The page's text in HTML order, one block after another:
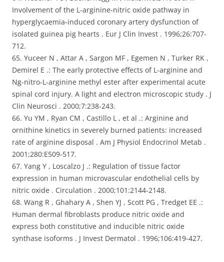
Involvement of the L-arginine-nitric oxide pathway in
hyperglycaemia-induced coronary artery dysfunction of
isolated guinea pig hearts . Eur J Clin Invest . 1996;26:707-
712.
65. Yuceer N , Attar A , Sargon MF , Egemen N , Turker RK ,
Demirel E .: The early protective effects of L-arginine and
Ng-nitro-L-arginine methyl ester after experimental acute
spinal cord injury. A light and electron microscopic study . J
Clin Neurosci . 2000;7:238-243.
66. Yu YM , Ryan CM , Castillo L , et al .: Arginine and
ornithine kinetics in severely burned patients: increased
rate of arginine disposal . Am J Physiol Endocrinol Metab .
2001;280:E509-517.
67. Yang Y , Loscalzo J .: Regulation of tissue factor
expression in human microvascular endothelial cells by
nitric oxide . Circulation . 2000;101:2144-2148.
68. Wang R , Ghahary A , Shen YJ , Scott PG , Tredget EE .:
Human dermal fibroblasts produce nitric oxide and
express both constitutive and inducible nitric oxide
synthase isoforms . J Invest Dermatol . 1996;106:419-427.